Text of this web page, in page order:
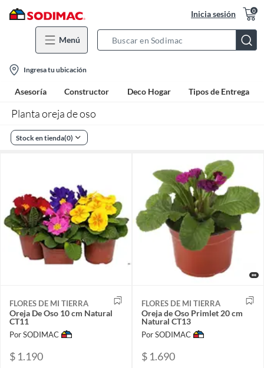
Inicia sesión 0
Menú
Bar
location-
icon
Ingresa tu ubicación
Asesoría Constructor Deco Hogar Tipos de Entrega
Planta oreja de oso
Stock en tienda(0)
FLORES DE MI TIERRA
Oreja De Oso 10 cm Natural
CT11
Por SODIMAC
$ 1.190
FLORES DE MI TIERRA
Oreja de Oso Primlet 20 cm
Natural CT13
Por SODIMAC
$ 1.690